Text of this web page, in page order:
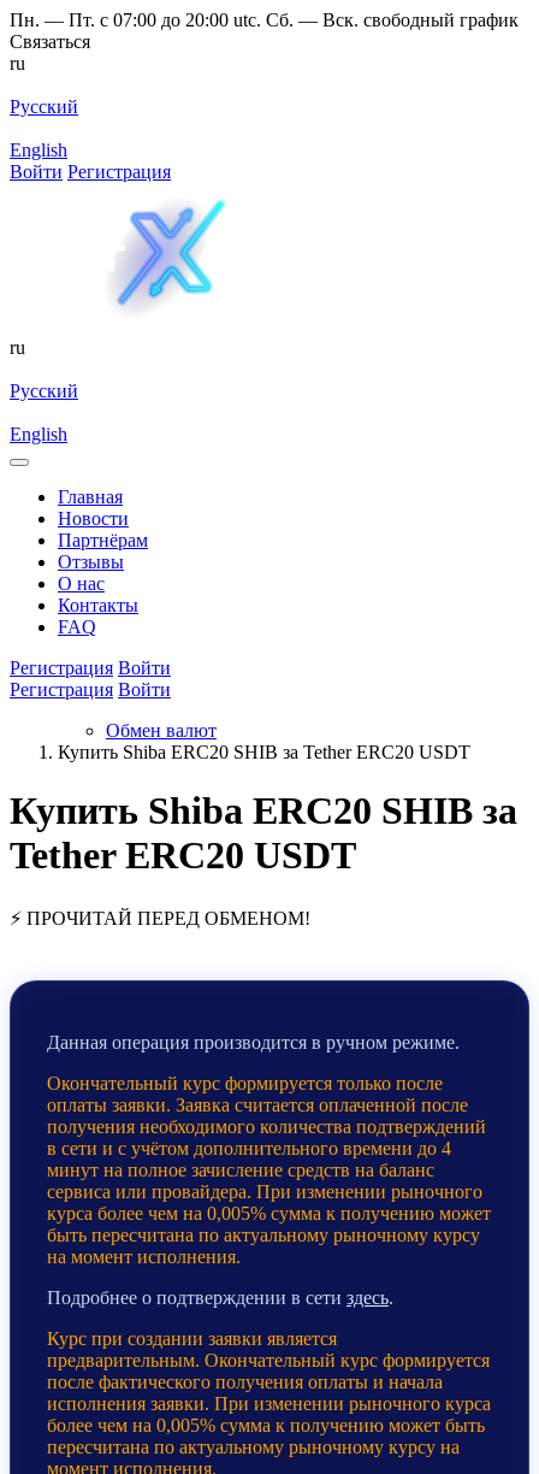
Пн. — Пт. с 07:00 до 20:00 utc. Сб. — Вск. свободный график
Связаться
ru
Русский
English
Войти Регистрация
ru
Русский
English
Главная
Новости
Партнёрам
Отзывы
О нас
Контакты
FAQ
Регистрация Войти
Регистрация Войти
Обмен валют
Купить Shiba ERC20 SHIB за Tether ERC20 USDT
Купить Shiba ERC20 SHIB за
Tether ERC20 USDT
⚡ ПРОЧИТАЙ ПЕРЕД ОБМЕНОМ!
Данная операция производится в ручном режиме.
Окончательный курс формируется только после
оплаты заявки. Заявка считается оплаченной после
получения необходимого количества подтверждений
в сети и с учётом дополнительного времени до 4
минут на полное зачисление средств на баланс
сервиса или провайдера. При изменении рыночного
курса более чем на 0,005% сумма к получению может
быть пересчитана по актуальному рыночному курсу
на момент исполнения.
Подробнее о подтверждении в сети здесь.
Курс при создании заявки является
предварительным. Окончательный курс формируется
после фактического получения оплаты и начала
исполнения заявки. При изменении рыночного курса
более чем на 0,005% сумма к получению может быть
пересчитана по актуальному рыночному курсу на
момент исполнения.